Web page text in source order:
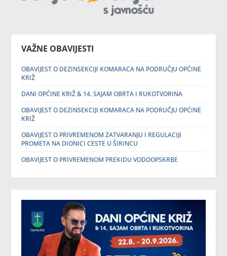
VAŽNE OBAVIJESTI
OBAVIJEST O DEZINSEKCIJI KOMARACA NA PODRUČJU OPĆINE
KRIŽ
DANI OPĆINE KRIŽ & 14. SAJAM OBRTA I RUKOTVORINA
OBAVIJEST O DEZINSEKCIJI KOMARACA NA PODRUČJU OPĆINE
KRIŽ
OBAVIJEST O PRIVREMENOM ZATVARANJU I REGULACIJI
PROMETA NA DIONICI CESTE U ŠIRINCU
OBAVIJEST O PRIVREMENOM PREKIDU VODOOPSKRBE